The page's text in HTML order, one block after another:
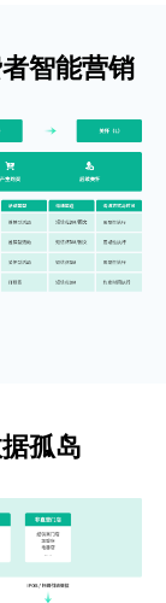
智能营销
孤岛